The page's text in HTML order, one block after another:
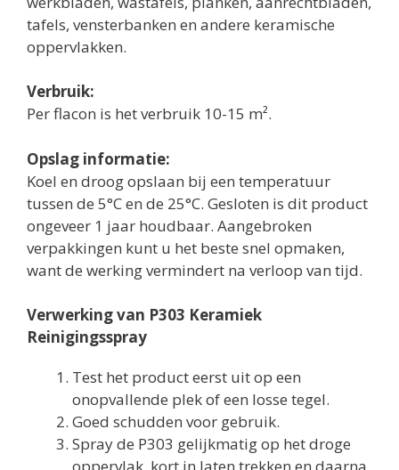
tafels, vensterbanken en andere keramische
oppervlakken.
Verbruik:
Per flacon is het verbruik 10-15 m².
Opslag informatie:
Koel en droog opslaan bij een temperatuur
tussen de 5°C en de 25°C. Gesloten is dit product
ongeveer 1 jaar houdbaar. Aangebroken
verpakkingen kunt u het beste snel opmaken,
want de werking vermindert na verloop van tijd.
Verwerking van P303 Keramiek
Reinigingsspray
Test het product eerst uit op een
onopvallende plek of een losse tegel.
Goed schudden voor gebruik.
Spray de P303 gelijkmatig op het droge